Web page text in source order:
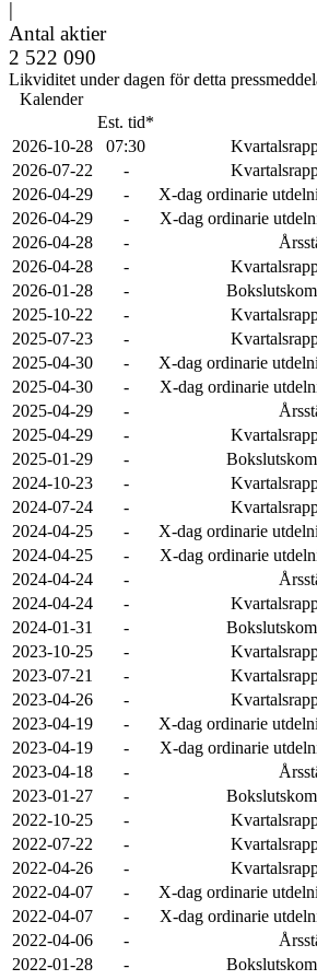
|
Antal aktier
2 522 090
Likviditet under dagen för detta
Kalender
Est. tid*
2026-10-28
07:30
2026-07-22
-
2026-04-29
-
X-dag ordinarie
2026-04-29
-
X-dag ordinarie
2026-04-28
-
2026-04-28
-
2026-01-28
-
2025-10-22
-
2025-07-23
-
2025-04-30
-
X-dag ordinarie
2025-04-30
-
X-dag ordinarie
2025-04-29
-
2025-04-29
-
2025-01-29
-
2024-10-23
-
2024-07-24
-
2024-04-25
-
X-dag ordinarie
2024-04-25
-
X-dag ordinarie
2024-04-24
-
2024-04-24
-
2024-01-31
-
2023-10-25
-
2023-07-21
-
2023-04-26
-
2023-04-19
-
X-dag ordinarie
2023-04-19
-
X-dag ordinarie
2023-04-18
-
2023-01-27
-
2022-10-25
-
2022-07-22
-
2022-04-26
-
2022-04-07
-
X-dag ordinarie
2022-04-07
-
X-dag ordinarie
2022-04-06
-
2022-01-28
-